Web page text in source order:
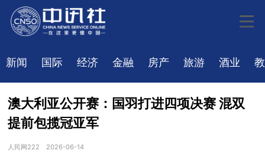
新闻 国际 经济 金融 房产 旅游 酒业
澳大利亚公开赛：国羽打进四项决赛 混双
提前包揽冠亚军
人民网222 2026-06-14